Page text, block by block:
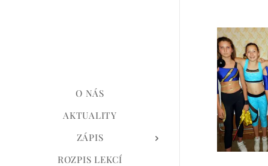
O NÁS
AKTUALITY
ZÁPIS
ROZPIS LEKCÍ